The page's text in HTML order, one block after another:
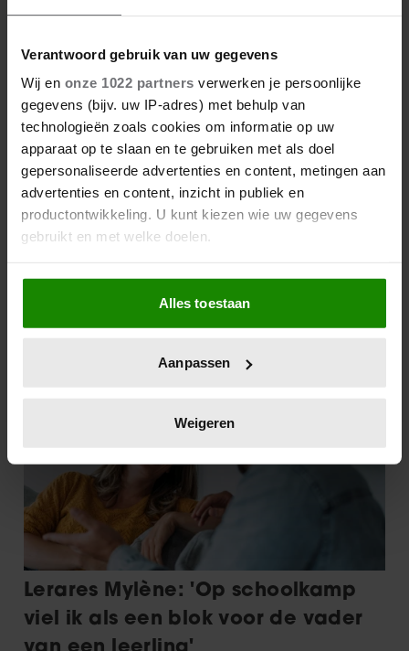
Verantwoord gebruik van uw gegevens
Wij en onze 1022 partners verwerken je persoonlijke
gegevens (bijv. uw IP-adres) met behulp van
technologieën zoals cookies om informatie op uw
apparaat op te slaan en te gebruiken met als doel
gepersonaliseerde advertenties en content, metingen aan
advertenties en content, inzicht in publiek en
productontwikkeling. U kunt kiezen wie uw gegevens
gebruikt en met welke doelen.
Als u het toestaat, willen we ook graag:
Informatie verzamelen over uw geografische
locatie, die tot een paar meter nauwkeurig kan zijn
scannen op specifieke eigenschappen (fingerprinting)
verwerkt en stel uw voorkeuren in het
intrekken in de Cookieverklaring.
We gebruiken cookies om content en advertenties te
personaliseren, om functies voor social media te bieden
en om ons websiteverkeer te analyseren. Ook delen we
informatie over uw gebruik van onze site met onze
partners voor social media, adverteren en analyse. Deze
partners kunnen deze gegevens combineren met andere
informatie die u aan ze heeft verstrekt of die ze hebben
Alles toestaan
Aanpassen
Weigeren
je gezicht
Lavendel snoeien: zo wordt
jouw lavendel dé
blikvanger van de straat
Met deze 2 extra’s wordt je
pasta carbonara de beste